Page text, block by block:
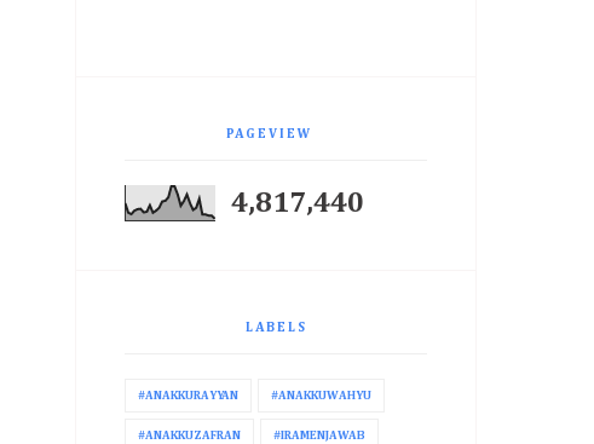
PAGEVIEW
4,817,440
LABELS
#ANAKKURAYYAN #ANAKKUWAHYU
#ANAKKUZAFRAN #IRAMENJAWAB